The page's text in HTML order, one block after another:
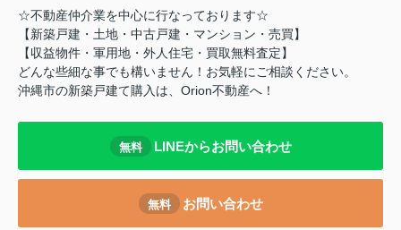
☆不動産仲介業を中心に行なっております☆
【新築戸建・土地・中古戸建・マンション・売買】
【収益物件・軍用地・外人住宅・買取無料査定】
どんな些細な事でも構いません！お気軽にご相談ください。
沖縄市の新築戸建て購入は、Orion不動産へ！
無料 LINEからお問い合わせ
無料 お問い合わせ